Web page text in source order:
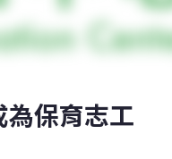
保育志工